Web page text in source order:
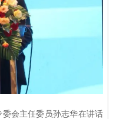
会主任委员孙志华在讲话